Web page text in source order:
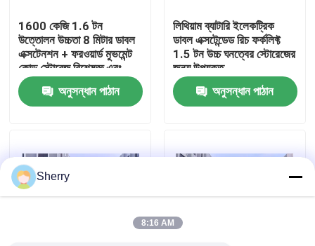
মান নিয়ন্ত্রণ
যোগাযোগ করুন
ব্লগ
1600 কেজি 1.6 টন
উত্তোলন উচ্চতা 8 মিটার ডাবল
এক্সটেনশন + ফরওয়ার্ড মুভমেন্ট
কোল্ড স্টোরেজ বিশেষজ্ঞ এবং
সংকীর্ণ গলি হ্যান্ডলিংয়ের রাজা
অনুসন্ধান পাঠান
লিথিয়াম ব্যাটারি ইলেকট্রিক
ডাবল এক্সটেন্ডেড রিচ ফর্কলিফ্ট
1.5 টন উচ্চ ঘনত্বের স্টোরেজের
জন্য উপযুক্ত
অনুসন্ধান পাঠান
Sherry
8:16 AM